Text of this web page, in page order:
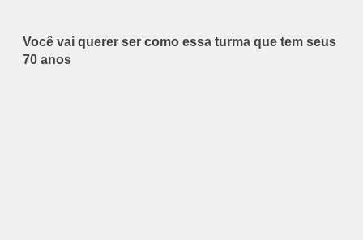
Você vai querer ser como essa turma que tem seus
70 anos